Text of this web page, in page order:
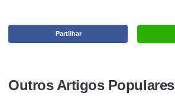
Partilhar
Outros Artigos